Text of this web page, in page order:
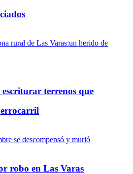
terrenos que
robo en Las Varas